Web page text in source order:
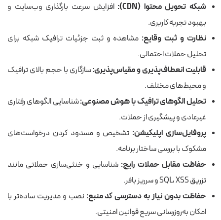
شبکه تحویل محتوا (CDN):
افزایش سرعت بارگذاری وب‌سایت و
بهبود تجربه کاربری.
نظارت و ثبت وقایع: مشاهده و ثبت جزئیات ترافیک شبکه برای
تحلیل حملات احتمالی.
قابلیت انعطاف‌پذیری و مقیاس‌پذیری:سازگاری با حجم بالای ترافیک
و محیط‌های مختلف.
تحلیل الگوهای ترافیک با هوش مصنوعی:شناسایی الگوهای رفتاری
غیرعادی و پیشگیری از حملات.
پروفایل‌سازی اپلیکیشن: تشخیص و مسدود کردن درخواست‌های
مشکوک با بررسی ساختار برنامه.
حفاظت مقابل حملات رایج: شناسایی و خنثی‌سازی حملاتی مانند
تزریق SQL، XSS و سرریز بافر.
حفاظت بدون نیاز به دسترسی کد منبع: نصب و مدیریت ساده‌تر با
امکان به‌روزرسانی سریع قوانین امنیتی.